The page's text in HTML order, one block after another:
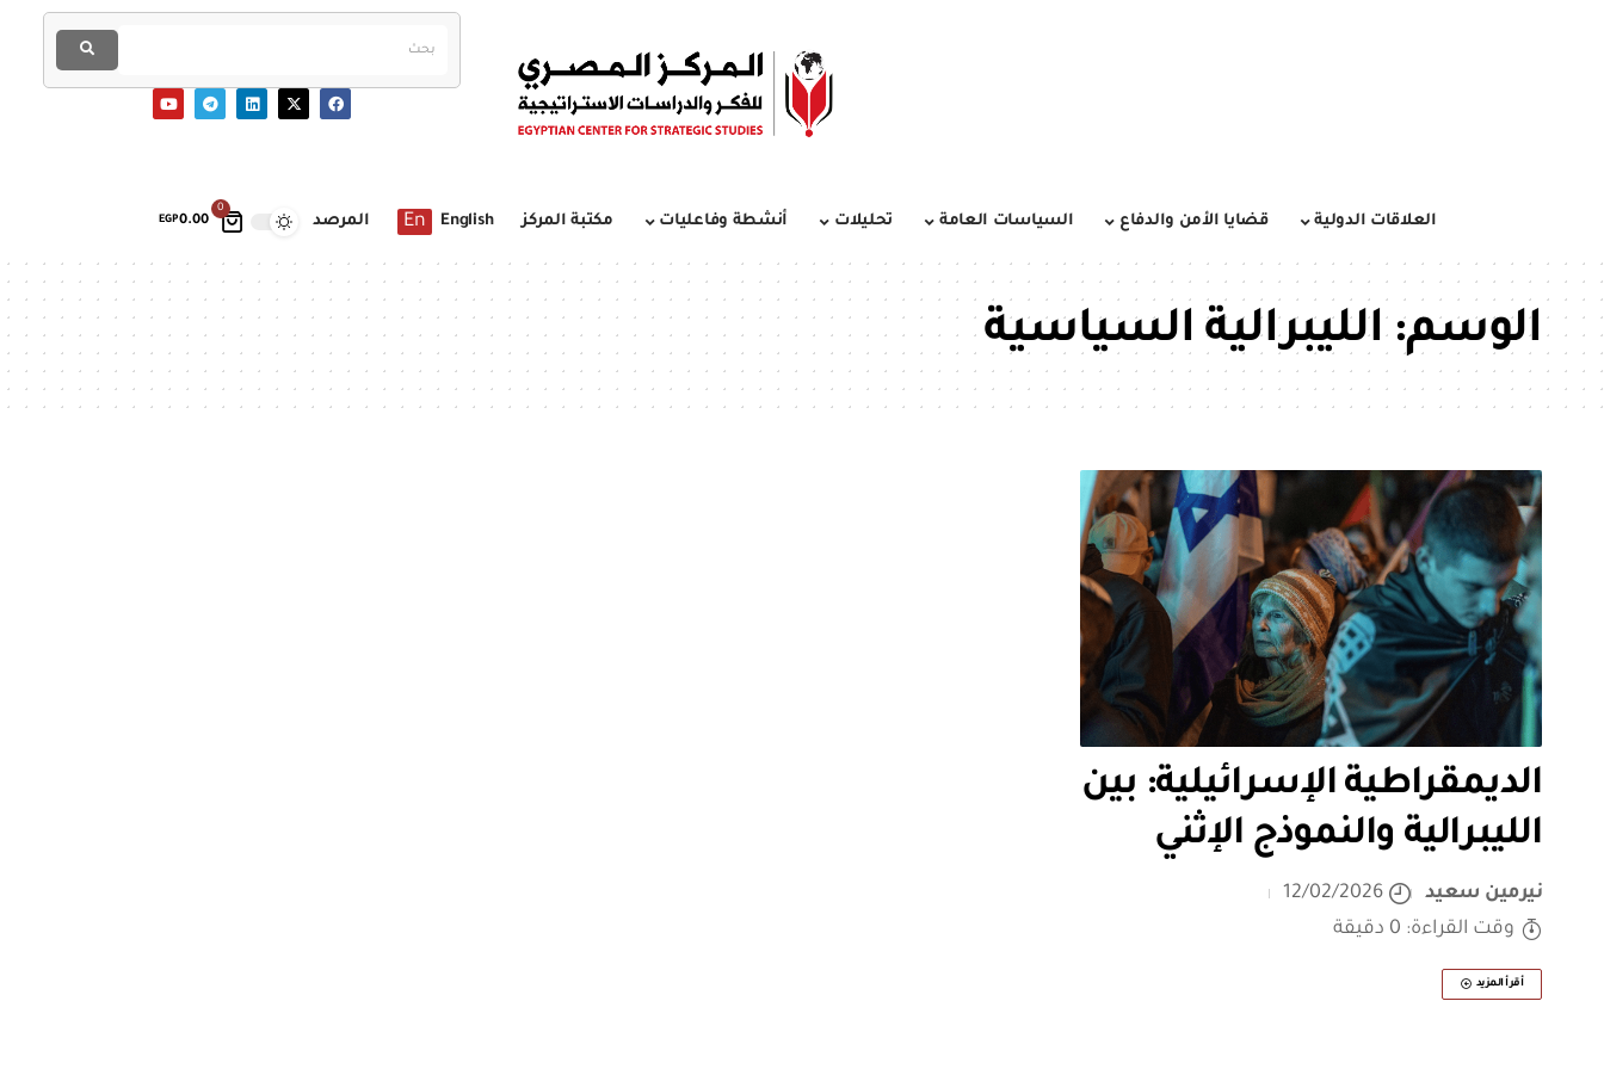
0
EGP0.00 العلاقات الدولية قضايا الأمن والدفاع السياسات العامة تحليلات أنشطة وفاعليات مكتبة المركز English
En المرصد
الوسم:الليبرالية السياسية
الديمقراطية الإسرائيلية: بين
الليبرالية والنموذج الإثني
نيرمين سعيد
12/02/2026
وقت القراءة: 0 دقيقة
أقرأ المزيد